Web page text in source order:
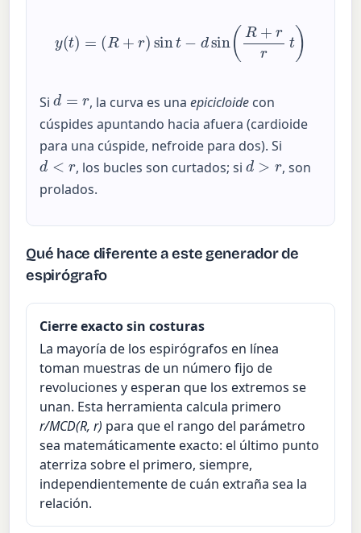
R+ rr )
Sid , la curva es una epicicloidecon
cúspides apuntando hacia afuera (cardioide
para una cúspide, nefroide para dos). Si
d <r , los bucles son curtados; si d >r
, son
prolados.
Qué hace diferente a este generador de
espirógrafo
Cierre exacto sin costuras
La mayoría de los espirógrafos en línea
toman muestras de un número fijo de
revoluciones y esperan que los extremos se
unan. Esta herramienta calcula primero
r/MCD(R, r) para que el rango del parámetro
sea matemáticamente exacto: el último punto
aterriza sobre el primero, siempre,
independientemente de cuán extraña sea la
relación.